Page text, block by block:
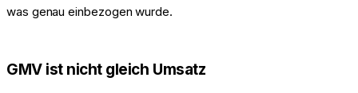
was genau einbezogen wurde.
GMV ist nicht gleich Umsatz